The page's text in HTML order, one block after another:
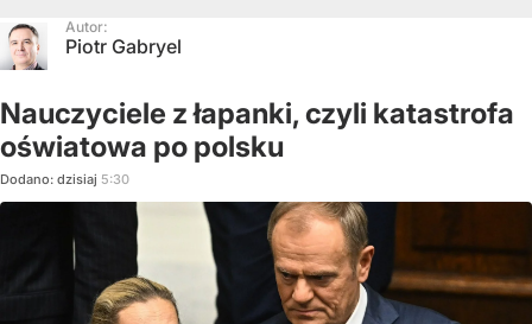
Autor:
Piotr Gabryel
Nauczyciele z łapanki, czyli katastrofa
oświatowa po polsku
Dodano: dzisiaj 5:30